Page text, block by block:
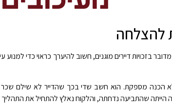
להצלחה
בזכויות דיירים מוגנים, חשוב להיערך כראוי כדי
ללא הכנה מספקת. הוא חשב שדי בכך שהדייר לא שילם
שהתביעה נדחתה, והלקוח נאלץ להתחיל את התהליך